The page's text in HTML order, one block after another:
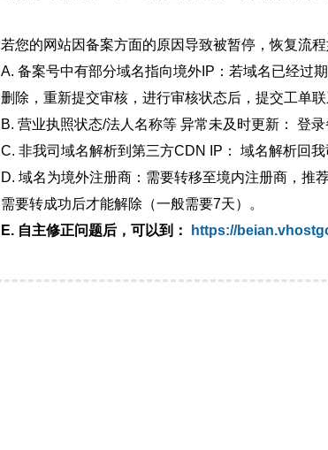
若您的网站因备案方面的原因导致被暂停，恢复流程
A. 备案号中有部分域名指向境外IP：若域名已经过
删除，重新提交审核，进行审核状态后，提交工单
B. 营业执照状态/法人名称等 异常未及时更新： 登
C. 非我司域名解析到第三方CDN IP： 域名解析回
D. 域名为境外注册商：需要转移至境内注册商，推
需要转成功后才能解除（一般需要7天）。
E. 自主修正问题后，可以到：
https://